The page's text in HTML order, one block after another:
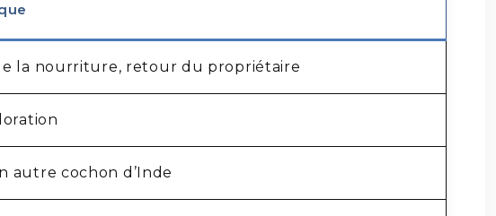
la nourriture, retour du propriétaire
autre cochon d’Inde